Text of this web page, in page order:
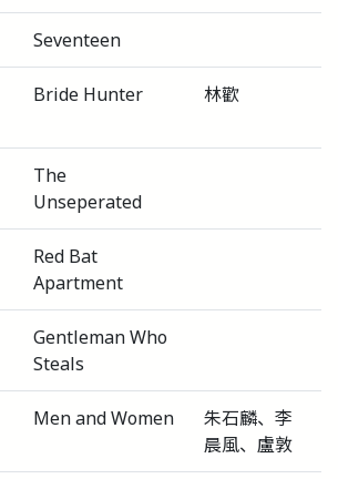
Seventeen
Bride Hunter 林歡
The
Unseperated
Red Bat
Apartment
Gentleman Who
Steals
Men and Women
朱石麟、李
晨風、盧敦